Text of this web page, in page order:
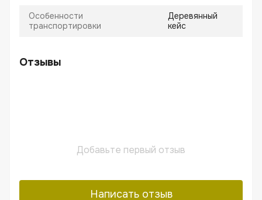
Особенности
транспортировки
Деревянный
кейс
Отзывы
Добавьте первый отзыв
Написать отзыв